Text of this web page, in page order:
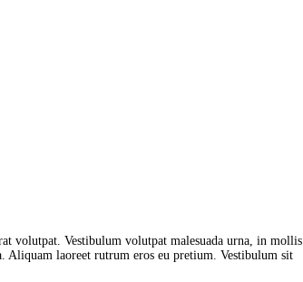
volutpat. Vestibulum volutpat malesuada urna, in mollis
Aliquam laoreet rutrum eros eu pretium. Vestibulum sit